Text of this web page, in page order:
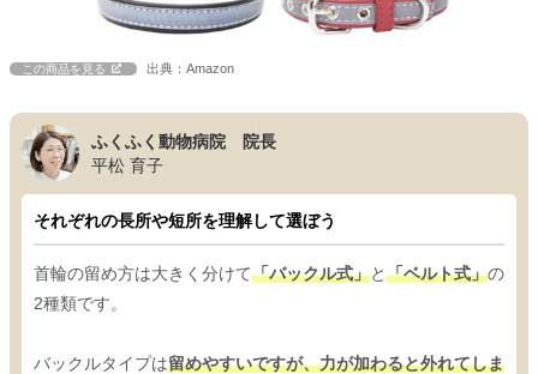
この商品を見る 出典：Amazon
ふくふく動物病院 院長
平松 育子
それぞれの長所や短所を理解して選ぼう
首輪の留め方は大きく分けて「バックル式」と「ベルト式」の
2種類です。
バックルタイプは留めやすいですが、力が加わると外れてしま